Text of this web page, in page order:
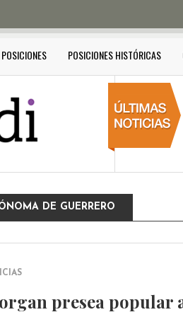
POSICIONES POSICIONES HISTÓRICAS
DE GUERRERO
presea popular